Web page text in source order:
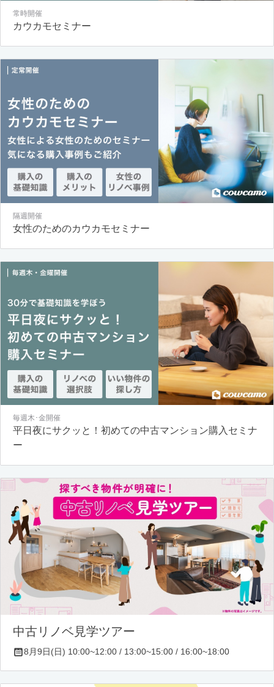
常時開催
カウカモセミナー
隔週開催
女性のためのカウカモセミナー
毎週木･金開催
平日夜にサクッと！初めての中古マンション購入セミナ
ー
中古リノベ見学ツアー
8月9日(日) 10:00~12:00 / 13:00~15:00 / 16:00~18:00